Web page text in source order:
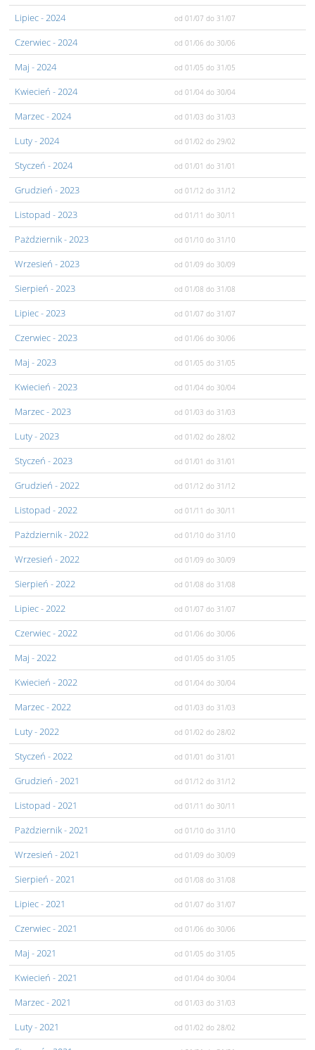
Lipiec- 2024 od 01/07 do 31/07
Czerwiec- 2024 od 01/06 do 30/06
Maj - 2024 od 01/05 do 31/05
Kwiecień - 2024 od 01/04 do 30/04
Marzec- 2024 od 01/03 do 31/03
Luty- 2024 od 01/02 do 29/02
Styczeń - 2024 od 01/01 do 31/01
Grudzień - 2023 od 01/12 do 31/12
Listopad - 2023 od 01/11 do 30/11
Pażdziernik- 2023 od 01/10 do 31/10
Wrzesień - 2023 od 01/09 do 30/09
Sierpień - 2023 od 01/08 do 31/08
Lipiec- 2023 od 01/07 do 31/07
Czerwiec- 2023 od 01/06 do 30/06
Maj - 2023 od 01/05 do 31/05
Kwiecień - 2023 od 01/04 do 30/04
Marzec- 2023 od 01/03 do 31/03
Luty- 2023 od 01/02 do 28/02
Styczeń - 2023 od 01/01 do 31/01
Grudzień - 2022 od 01/12 do 31/12
Listopad - 2022 od 01/11 do 30/11
Pażdziernik- 2022 od 01/10 do 31/10
Wrzesień - 2022 od 01/09 do 30/09
Sierpień - 2022 od 01/08 do 31/08
Lipiec- 2022 od 01/07 do 31/07
Czerwiec- 2022 od 01/06 do 30/06
Maj - 2022 od 01/05 do 31/05
Kwiecień - 2022 od 01/04 do 30/04
Marzec- 2022 od 01/03 do 31/03
Luty- 2022 od 01/02 do 28/02
Styczeń - 2022 od 01/01 do 31/01
Grudzień - 2021 od 01/12 do 31/12
Listopad - 2021 od 01/11 do 30/11
Pażdziernik- 2021 od 01/10 do 31/10
Wrzesień - 2021 od 01/09 do 30/09
Sierpień - 2021 od 01/08 do 31/08
Lipiec- 2021 od 01/07 do 31/07
Czerwiec- 2021 od 01/06 do 30/06
Maj - 2021 od 01/05 do 31/05
Kwiecień - 2021 od 01/04 do 30/04
Marzec- 2021 od 01/03 do 31/03
Luty- 2021 od 01/02 do 28/02